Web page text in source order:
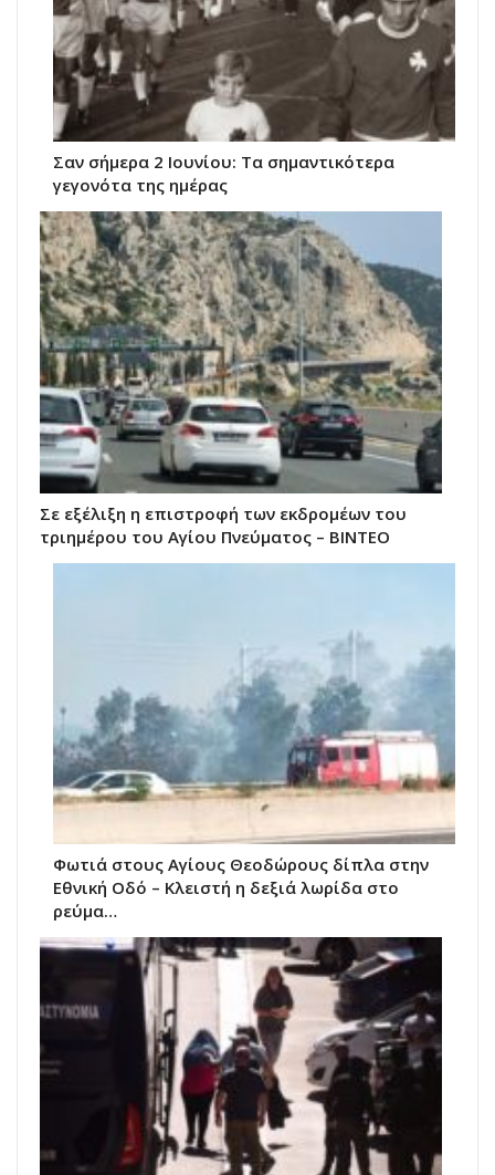
Σαν σήμερα 2 Ιουνίου: Τα σημαντικότερα
γεγονότα της ημέρας
Σε εξέλιξη η επιστροφή των εκδρομέων του
τριημέρου του Αγίου Πνεύματος – ΒΙΝΤΕΟ
Φωτιά στους Αγίους Θεοδώρους δίπλα στην
Εθνική Οδό – Κλειστή η δεξιά λωρίδα στο
ρεύμα…